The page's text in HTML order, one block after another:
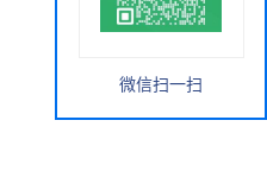
微信扫一扫